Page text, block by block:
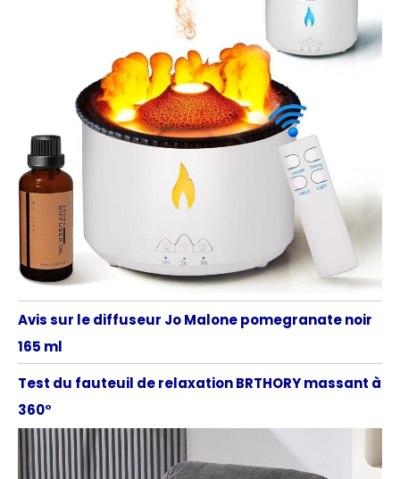
Avis sur le diffuseur Jo Malone pomegranate noir
165 ml
Test du fauteuil de relaxation BRTHORY massant à
360°